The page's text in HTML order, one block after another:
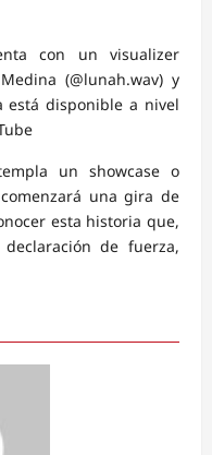
con un visualizer
(@lunah.wav) y
está disponible a nivel
un showcase o
una gira de
esta historia que,
de fuerza,